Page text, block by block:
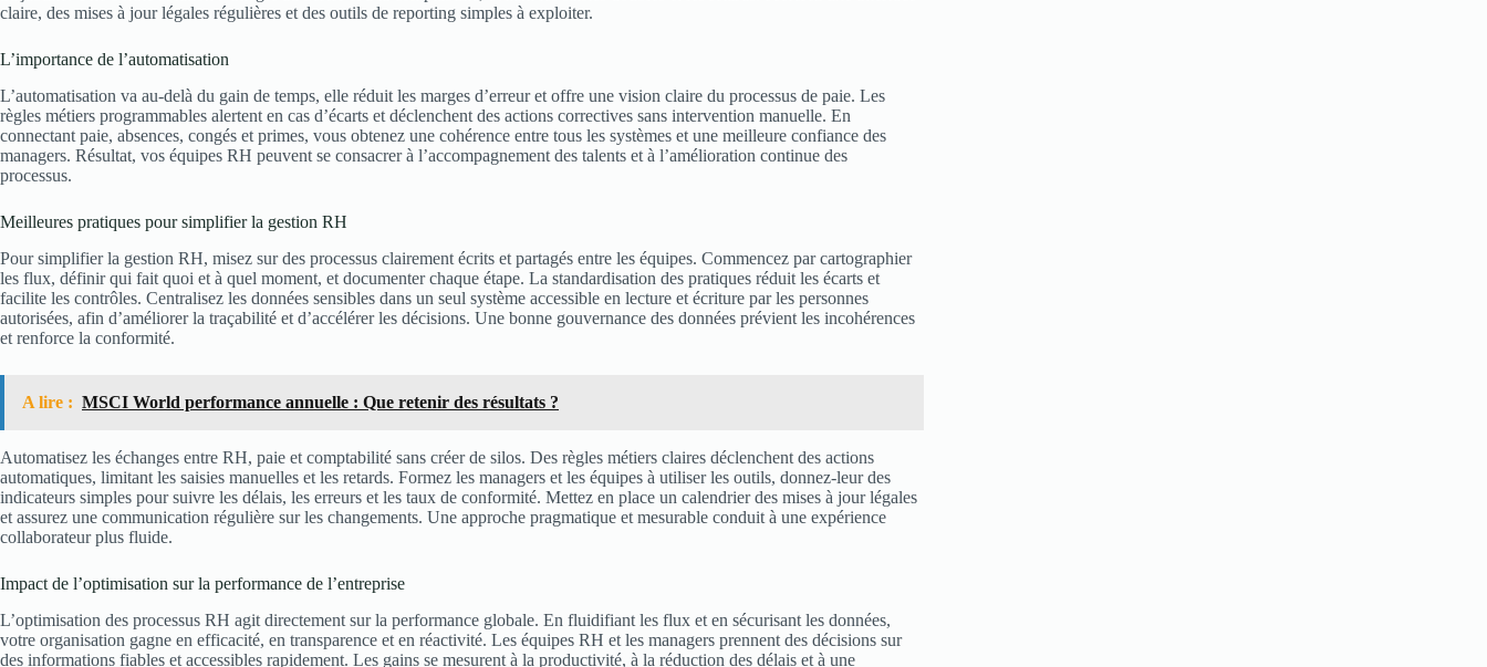
claire, des mises à jour légales régulières et des outils de reporting simples à exploiter.
L’importance de l’automatisation
L’automatisation va au-delà du gain de temps, elle réduit les marges d’erreur et offre une vision claire du processus de paie. Les
règles métiers programmables alertent en cas d’écarts et déclenchent des actions correctives sans intervention manuelle. En
connectant paie, absences, congés et primes, vous obtenez une cohérence entre tous les systèmes et une meilleure confiance des
managers. Résultat, vos équipes RH peuvent se consacrer à l’accompagnement des talents et à l’amélioration continue des
processus.
Meilleures pratiques pour simplifier la gestion RH
Pour simplifier la gestion RH, misez sur des processus clairement écrits et partagés entre les équipes. Commencez par cartographier
les flux, définir qui fait quoi et à quel moment, et documenter chaque étape. La standardisation des pratiques réduit les écarts et
facilite les contrôles. Centralisez les données sensibles dans un seul système accessible en lecture et écriture par les personnes
autorisées, afin d’améliorer la traçabilité et d’accélérer les décisions. Une bonne gouvernance des données prévient les incohérences
et renforce la conformité.
A lire : MSCI World performance annuelle : Que retenir des résultats ?
Automatisez les échanges entre RH, paie et comptabilité sans créer de silos. Des règles métiers claires déclenchent des actions
automatiques, limitant les saisies manuelles et les retards. Formez les managers et les équipes à utiliser les outils, donnez-leur des
indicateurs simples pour suivre les délais, les erreurs et les taux de conformité. Mettez en place un calendrier des mises à jour légales
et assurez une communication régulière sur les changements. Une approche pragmatique et mesurable conduit à une expérience
collaborateur plus fluide.
Impact de l’optimisation sur la performance de l’entreprise
L’optimisation des processus RH agit directement sur la performance globale. En fluidifiant les flux et en sécurisant les données,
votre organisation gagne en efficacité, en transparence et en réactivité. Les équipes RH et les managers prennent des décisions sur
des informations fiables et accessibles rapidement. Les gains se mesurent à la productivité, à la réduction des délais et à une